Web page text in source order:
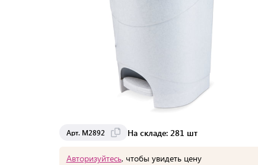
Арт. М2892 На складе: 281 шт
Авторизуйтесь, чтобы увидеть цену